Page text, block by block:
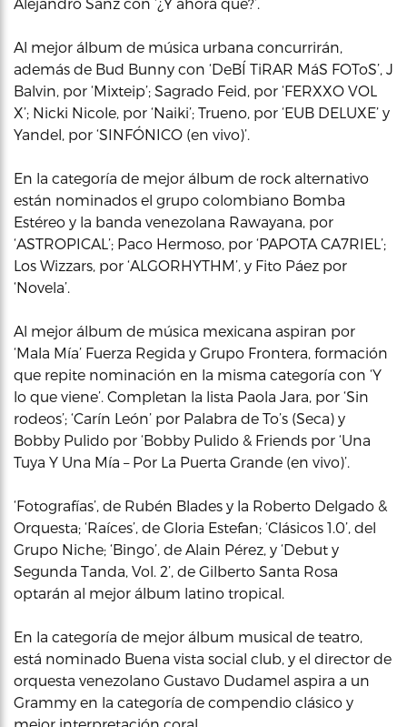
Al mejor álbum de música urbana concurrirán,
además de Bud Bunny con ‘DeBÍ TiRAR MáS FOToS’, J
Balvin, por ‘Mixteip’; Sagrado Feid, por ‘FERXXO VOL
X’; Nicki Nicole, por ‘Naiki’; Trueno, por ‘EUB DELUXE’ y
Yandel, por ‘SINFÓNICO (en vivo)’.
En la categoría de mejor álbum de rock alternativo
están nominados el grupo colombiano Bomba
Estéreo y la banda venezolana Rawayana, por
‘ASTROPICAL’; Paco Hermoso, por ‘PAPOTA CA7RIEL’;
Los Wizzars, por ‘ALGORHYTHM’, y Fito Páez por
‘Novela’.
Al mejor álbum de música mexicana aspiran por
‘Mala Mía’ Fuerza Regida y Grupo Frontera, formación
que repite nominación en la misma categoría con ‘Y
lo que viene’. Completan la lista Paola Jara, por ‘Sin
rodeos’; ‘Carín León’ por Palabra de To’s (Seca) y
Bobby Pulido por ‘Bobby Pulido & Friends por ‘Una
Tuya Y Una Mía – Por La Puerta Grande (en vivo)’.
‘Fotografías’, de Rubén Blades y la Roberto Delgado &
Orquesta; ‘Raíces’, de Gloria Estefan; ‘Clásicos 1.0’, del
Grupo Niche; ‘Bingo’, de Alain Pérez, y ‘Debut y
Segunda Tanda, Vol. 2’, de Gilberto Santa Rosa
optarán al mejor álbum latino tropical.
En la categoría de mejor álbum musical de teatro,
está nominado Buena vista social club, y el director de
orquesta venezolano Gustavo Dudamel aspira a un
Grammy en la categoría de compendio clásico y